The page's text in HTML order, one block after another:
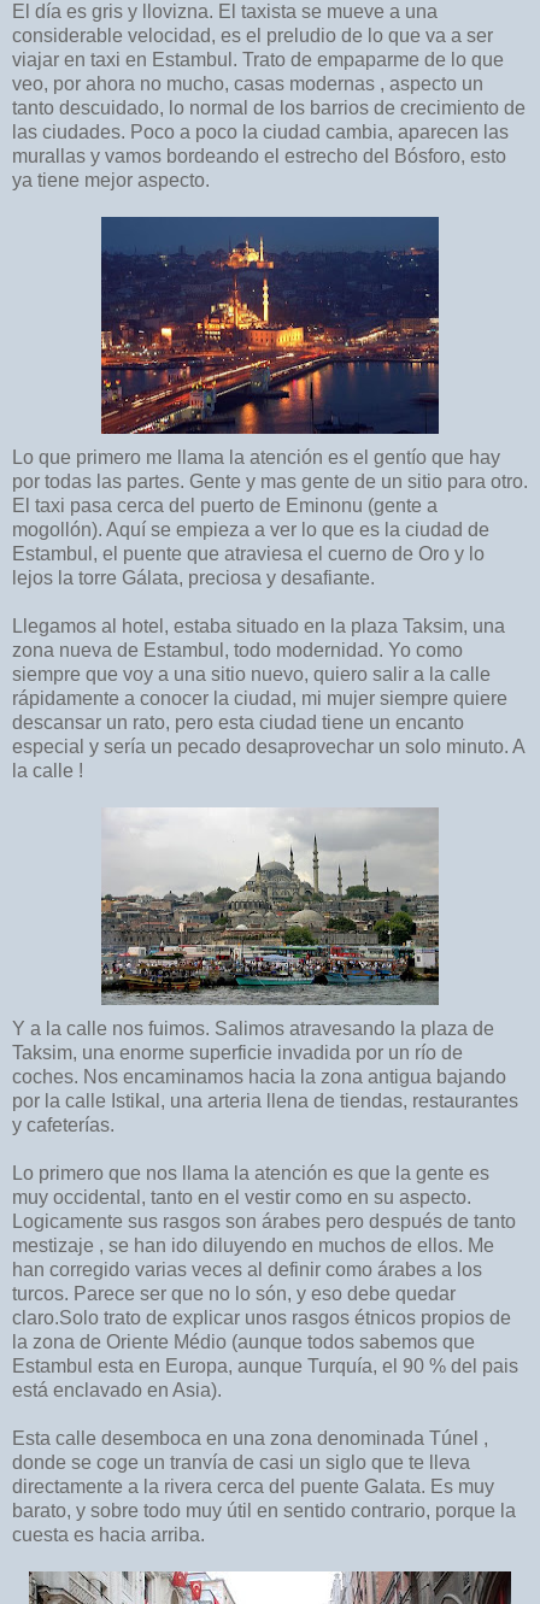
El día es gris y llovizna. El taxista se mueve a una
considerable velocidad, es el preludio de lo que va a ser
viajar en taxi en Estambul. Trato de empaparme de lo que
veo, por ahora no mucho, casas modernas , aspecto un
tanto descuidado, lo normal de los barrios de crecimiento de
las ciudades. Poco a poco la ciudad cambia, aparecen las
murallas y vamos bordeando el estrecho del Bósforo, esto
ya tiene mejor aspecto.
Lo que primero me llama la atención es el gentío que hay
por todas las partes. Gente y mas gente de un sitio para otro.
El taxi pasa cerca del puerto de Eminonu (gente a
mogollón). Aquí se empieza a ver lo que es la ciudad de
Estambul, el puente que atraviesa el cuerno de Oro y lo
lejos la torre Gálata, preciosa y desafiante.
Llegamos al hotel, estaba situado en la plaza Taksim, una
zona nueva de Estambul, todo modernidad. Yo como
siempre que voy a una sitio nuevo, quiero salir a la calle
rápidamente a conocer la ciudad, mi mujer siempre quiere
descansar un rato, pero esta ciudad tiene un encanto
especial y sería un pecado desaprovechar un solo minuto. A
la calle !
Y a la calle nos fuimos. Salimos atravesando la plaza de
Taksim, una enorme superficie invadida por un río de
coches. Nos encaminamos hacia la zona antigua bajando
por la calle Istikal, una arteria llena de tiendas, restaurantes
y cafeterías.
Lo primero que nos llama la atención es que la gente es
muy occidental, tanto en el vestir como en su aspecto.
Logicamente sus rasgos son árabes pero después de tanto
mestizaje , se han ido diluyendo en muchos de ellos. Me
han corregido varias veces al definir como árabes a los
turcos. Parece ser que no lo són, y eso debe quedar
claro.Solo trato de explicar unos rasgos étnicos propios de
la zona de Oriente Médio (aunque todos sabemos que
Estambul esta en Europa, aunque Turquía, el 90 % del pais
está enclavado en Asia).
Esta calle desemboca en una zona denominada Túnel ,
donde se coge un tranvía de casi un siglo que te lleva
directamente a la rivera cerca del puente Galata. Es muy
barato, y sobre todo muy útil en sentido contrario, porque la
cuesta es hacia arriba.